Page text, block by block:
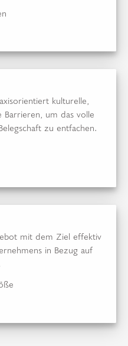
kulturelle,
Barrieren, um das volle
zu entfachen.
mit dem Ziel effektiv
in Bezug auf